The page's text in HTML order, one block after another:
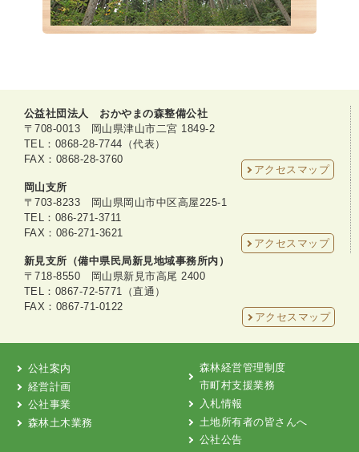
公益社団法人 おかやまの森整備公社
〒708-0013 岡山県津山市二宮 1849-2
TEL：0868-28-7744（代表）
FAX：0868-28-3760
アクセスマップ
岡山支所
〒703-8233 岡山県岡山市中区高屋225-1
TEL：086-271-3711
FAX：086-271-3621
アクセスマップ
新見支所（備中県民局新見地域事務所内）
〒718-8550 岡山県新見市高尾 2400
TEL：0867-72-5771（直通）
FAX：0867-71-0122
アクセスマップ
公社案内
経営計画
公社事業
森林土木業務
森林経営管理制度
市町村支援業務
入札情報
土地所有者の皆さんへ
公社公告